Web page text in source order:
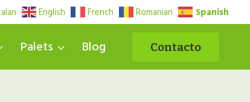
English French Romanian Spanish
Palets Blog Contacto